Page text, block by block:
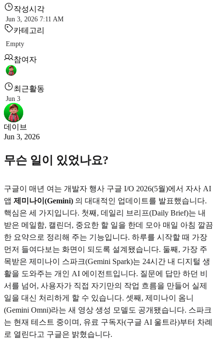
작성시각
Jun 3, 2026 7:11 AM
카테고리
Empty
참여자
최근활동
Jun 3
데이브
Jun 3, 2026
무슨 일이 있었나요?
구글이 매년 여는 개발자 행사 구글 I/O 2026(5월)에서 자사 AI
앱 제미나이(Gemini) 의 대대적인 업데이트를 발표했습니다.
핵심은 세 가지입니다. 첫째, 데일리 브리프(Daily Brief)는 내
받은 메일함, 캘린더, 중요한 할 일을 한데 모아 매일 아침 깔끔
한 요약으로 정리해 주는 기능입니다. 하루를 시작할 때 가장
먼저 들여다보는 화면이 되도록 설계됐습니다. 둘째, 가장 주
목받은 제미나이 스파크(Gemini Spark)는 24시간 내 디지털 생
활을 도와주는 개인 AI 에이전트입니다. 질문에 답만 하던 비
서를 넘어, 사용자가 직접 자기만의 작업 흐름을 만들어 실제
일을 대신 처리하게 할 수 있습니다. 셋째, 제미나이 옴니
(Gemini Omni)라는 새 영상 생성 모델도 공개됐습니다. 스파크
는 현재 테스트 중이며, 유료 구독자(구글 AI 울트라)부터 차례
로 열린다고 구글은 밝혔습니다.